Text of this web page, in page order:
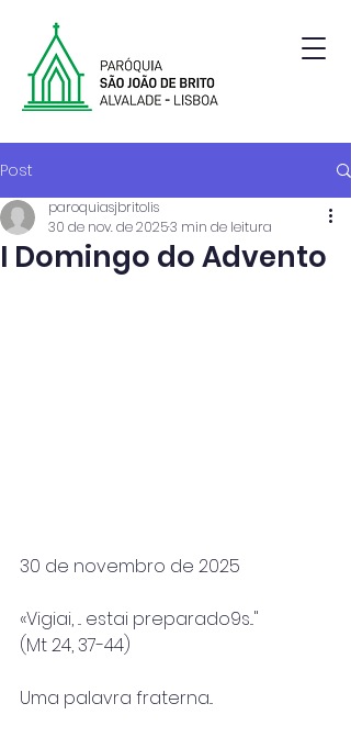
Post
I Domingo do Advento
paroquiasjbritolis
30 de nov. de 20253 min de leitura
30 de novembro de 2025
«Vigiai, ... estai preparado9s..."
(Mt 24, 37-44)
Uma palavra fraterna...